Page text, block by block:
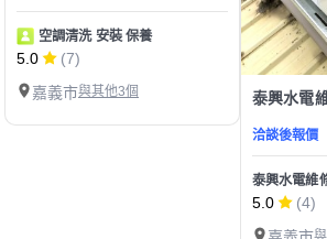
空調清洗 安裝 保養
5.0
(7)
嘉義市與其他3個 泰興水電
洽談後報價
泰興水電維
5.0
(4)